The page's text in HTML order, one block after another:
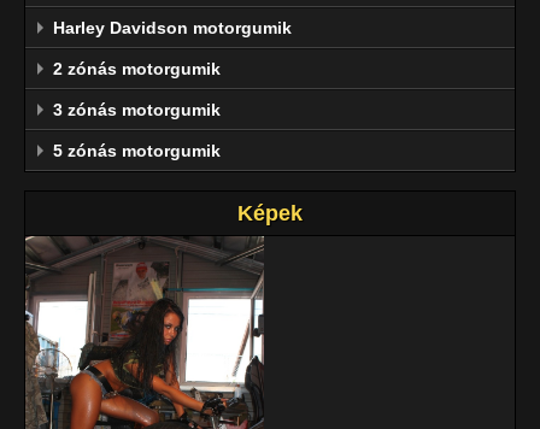
Harley Davidson motorgumik
2 zónás motorgumik
3 zónás motorgumik
5 zónás motorgumik
Képek